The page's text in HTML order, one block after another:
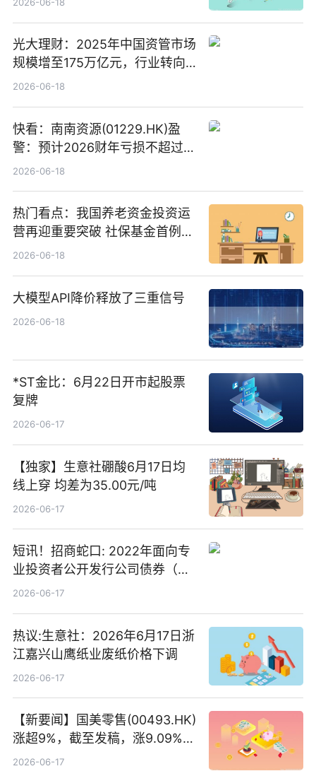
光大理财：2025年中国资管市场
规模增至175万亿元，行业转向
“量质并重”
2026-06-18
快看：南南资源(01229.HK)盈
警：预计2026财年亏损不超过
1000万港元
2026-06-18
热门看点：我国养老资金投资运
营再迎重要突破 社保基金首例期
货账户完成开立
2026-06-18
大模型API降价释放了三重信号
2026-06-18
*ST金比：6月22日开市起股票
复牌
2026-06-17
【独家】生意社硼酸6月17日均
线上穿 均差为35.00元/吨
2026-06-17
短讯！招商蛇口: 2022年面向专
业投资者公开发行公司债券（第
二期）（品种二）2026年付息公
2026-06-17
热议:生意社：2026年6月17日浙
江嘉兴山鹰纸业废纸价格下调
2026-06-17
【新要闻】国美零售(00493.HK)
涨超9%，截至发稿，涨9.09%，
报0.012港元，成交额37.26万港
2026-06-17